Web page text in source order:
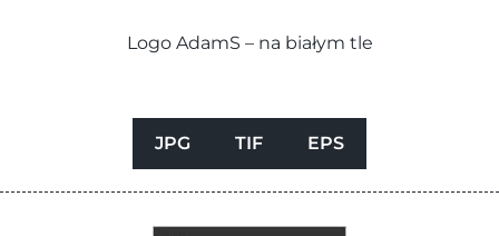
Logo AdamS – na białym tle
JPG TIF EPS